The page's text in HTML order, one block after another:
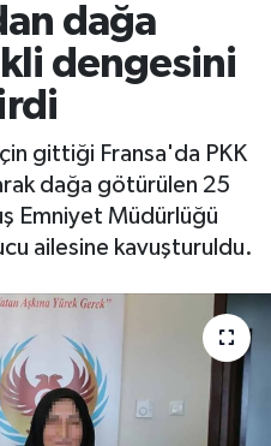
dağa
dengesini
gittiği Fransa'da PKK
dağa götürülen 25
Emniyet Müdürlüğü
ailesine kavuşturuldu.
ve Fikstür